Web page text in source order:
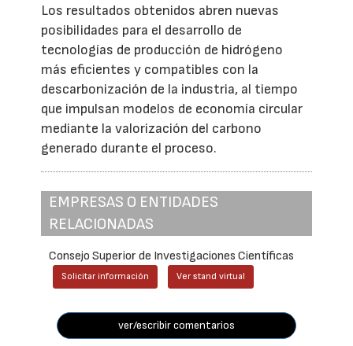
Los resultados obtenidos abren nuevas
posibilidades para el desarrollo de
tecnologías de producción de hidrógeno
más eficientes y compatibles con la
descarbonización de la industria, al tiempo
que impulsan modelos de economía circular
mediante la valorización del carbono
generado durante el proceso.
EMPRESAS O ENTIDADES
RELACIONADAS
Consejo Superior de Investigaciones Científicas
Solicitar información Ver stand virtual
ver/escribir comentarios